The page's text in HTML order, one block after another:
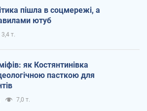
пішла в соцмережі, а
ютуб
3,4 т.
як Костянтинівка
пасткою для
7,0 т.